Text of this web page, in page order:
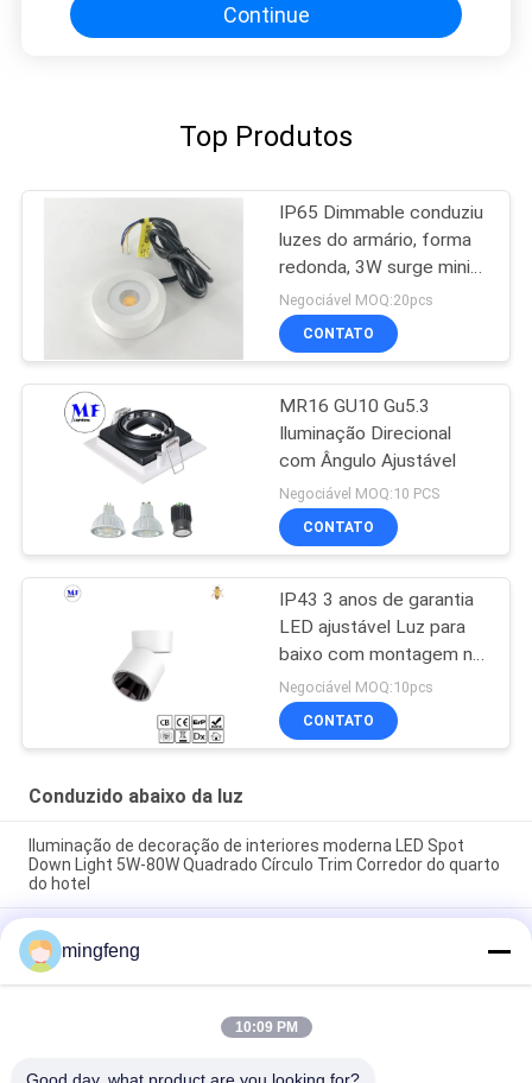
Continue
Top Produtos
IP65 Dimmable conduziu
luzes do armário, forma
redonda, 3W surge mini
downlights montados
Negociável MOQ:20pcs
CONTATO
MR16 GU10 Gu5.3
Iluminação Direcional
com Ângulo Ajustável
Negociável MOQ:10 PCS
CONTATO
IP43 3 anos de garantia
LED ajustável Luz para
baixo com montagem na
superfície Para uso
doméstico no shopping
Negociável MOQ:10pcs
CONTATO
Conduzido abaixo da luz
Iluminação de decoração de interiores moderna LED Spot
Down Light 5W-80W Quadrado Círculo Trim Corredor do quarto
do hotel
O diodo emissor de luz de 295LM 100° IP65 5W Dimmable
ilumina para baixo projetores do armário
alta do CRI do escritório claro eficiente para a sala de visitas
mingfeng
10:09 PM